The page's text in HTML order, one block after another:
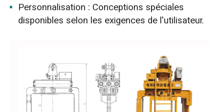
Personnalisation : Conceptions spéciales
disponibles selon les exigences de l'utilisateur.